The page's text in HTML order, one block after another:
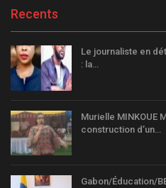
Recents
Le journaliste en
: la…
Murielle MINKOUE
construction d’un…
Gabon/Éducation/